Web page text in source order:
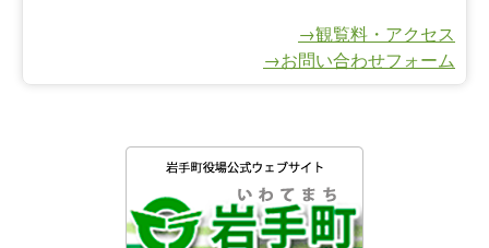
→観覧料・アクセス
→お問い合わせフォーム